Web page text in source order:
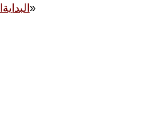
البداية »